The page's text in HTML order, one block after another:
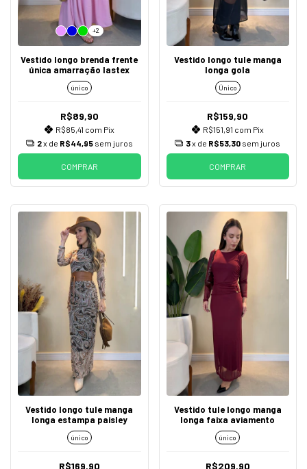
+2
Vestido longo brenda frente
única amarração lastex
único
R$89,90
R$85,41 com Pix
2x de R$44,95 sem juros
COMPRAR
Vestido longo tule manga
longa gola
Único
R$159,90
R$151,91 com Pix
3x de R$53,30 sem juros
COMPRAR
Vestido longo tule manga
longa estampa paisley
único
R$169,90
Vestido tule longo manga
longa faixa aviamento
único
R$209,90